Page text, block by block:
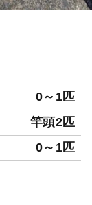
0～1匹
竿頭2匹
0～1匹